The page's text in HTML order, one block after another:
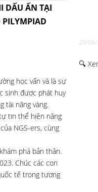
DẤU ẤN TẠI
học vấn và là sự
sinh được phát huy
tài năng vàng.
tin thể hiện năng
NGS-ers, cùng
phá bản thân.
Chúc các con
tế trong tương
29/
🔍